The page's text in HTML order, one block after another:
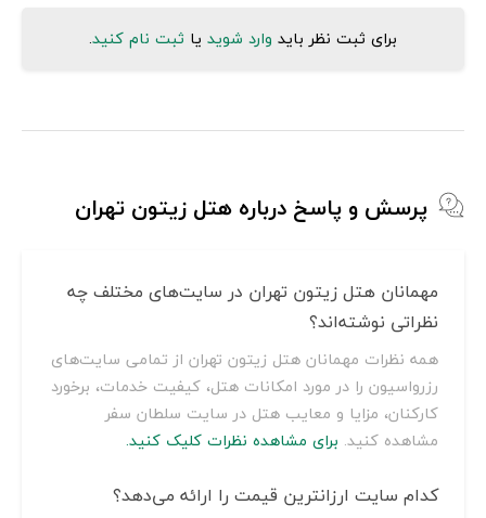
برای ثبت نظر باید وارد شوید یا ثبت نام کنید.
پرسش و پاسخ درباره هتل زیتون تهران
مهمانان هتل زیتون تهران در سایت‌های مختلف چه
نظراتی نوشته‌اند؟
همه نظرات مهمانان هتل زیتون تهران از تمامی سایت‌های
رزرواسیون را در مورد امکانات هتل، کیفیت خدمات، برخورد
کارکنان، مزایا و معایب هتل در سایت سلطان سفر
مشاهده کنید. برای مشاهده نظرات کلیک کنید.
کدام سایت ارزانترین قیمت را ارائه می‌دهد؟